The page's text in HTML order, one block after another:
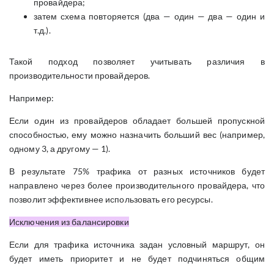
провайдера;
затем схема повторяется (два — один — два — один и
т.д.).
Такой подход позволяет учитывать различия в
производительности провайдеров.
Например:
Если один из провайдеров обладает большей пропускной
способностью, ему можно назначить больший вес (например,
одному 3, а другому — 1).
В результате 75% трафика от разных источников будет
направлено через более производительного провайдера, что
позволит эффективнее использовать его ресурсы.
Исключения из балансировки
Если для трафика источника задан условный маршрут, он
будет иметь приоритет и не будет подчиняться общим